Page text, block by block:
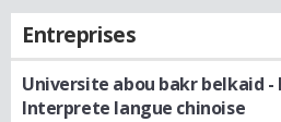
Entreprises
Universite abou bakr belkaid -
Interprete langue chinoise